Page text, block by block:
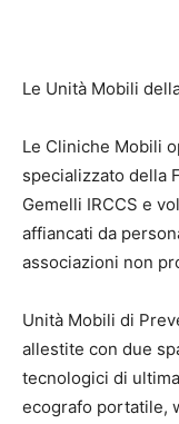
Le Unità Mobili
Le Cliniche Mobili
specializzato della
Gemelli IRCCS e
affiancati da
associazioni non
Unità Mobili di
allestite con due
tecnologici di
ecografo portatile,